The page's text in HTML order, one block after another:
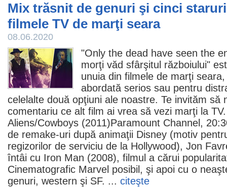
Mix trăsnit de genuri şi cinci
filmele TV de marţi seara
08.06.2020
"Only the dead have seen the
morţi văd sfârşitul războiului"
unuia din filmele de marţi
abordată serios sau pentru
celelalte două opţiuni ale noastre. Te invităm să
comentariu ce alt film ai vrea să vezi marţi la
Aliens/Cowboys (2011)Paramount Channel,
de remake-uri după animaţii Disney (motiv
regizorilor de serviciu de la Hollywood), Jon
întâi cu Iron Man (2008), filmul a cărui
Cinematografic Marvel posibil, şi apoi cu o
genuri, western şi SF. ... citeşte